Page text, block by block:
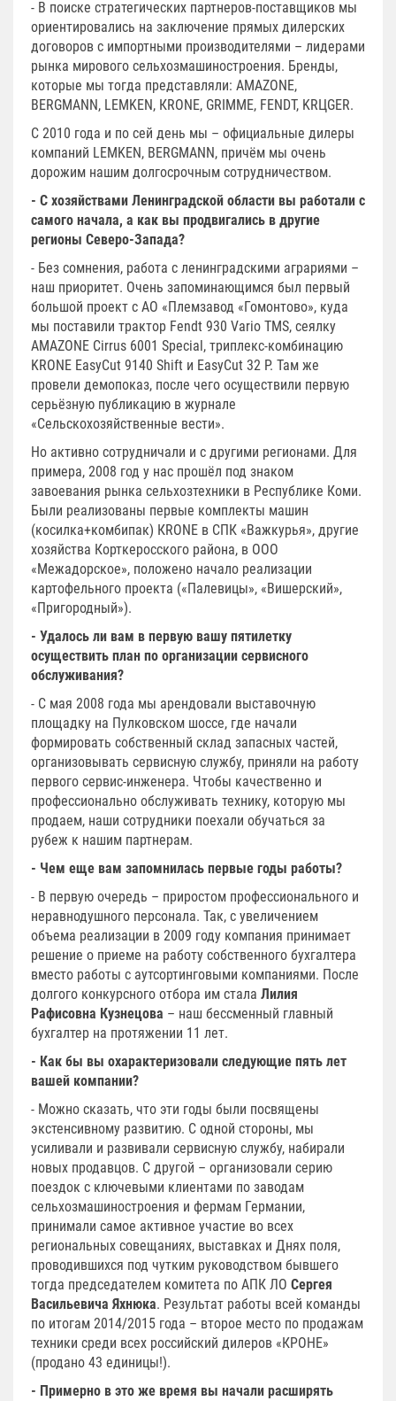
- В поиске стратегических партнеров-поставщиков мы
ориентировались на заключение прямых дилерских
договоров с импортными производителями – лидерами
рынка мирового сельхозмашиностроения. Бренды,
которые мы тогда представляли: AMAZONE,
BERGMANN, LEMKEN, КRONE, GRIMME, FENDT, KRЦGER.
С 2010 года и по сей день мы – официальные дилеры
компаний LEMKEN, BERGMANN, причём мы очень
дорожим нашим долгосрочным сотрудничеством.
- С хозяйствами Ленинградской области вы работали с
самого начала, а как вы продвигались в другие
регионы Северо-Запада?
- Без сомнения, работа с ленинградскими аграриями –
наш приоритет. Очень запоминающимся был первый
большой проект с АО «Племзавод «Гомонтово», куда
мы поставили трактор Fendt 930 Vario TMS, сеялку
AMAZONE Cirrus 6001 Special, триплекс-комбинацию
KRONE EasyCut 9140 Shift и EasyCut 32 P. Там же
провели демопоказ, после чего осуществили первую
серьёзную публикацию в журнале
«Сельскохозяйственные вести».
Но активно сотрудничали и с другими регионами. Для
примера, 2008 год у нас прошёл под знаком
завоевания рынка сельхозтехники в Республике Коми.
Были реализованы первые комплекты машин
(косилка+комбипак) КRONE в СПК «Важкурья», другие
хозяйства Корткеросского района, в ООО
«Межадорское», положено начало реализации
картофельного проекта («Палевицы», «Вишерский»,
«Пригородный»).
- Удалось ли вам в первую вашу пятилетку
осуществить план по организации сервисного
обслуживания?
- С мая 2008 года мы арендовали выставочную
площадку на Пулковском шоссе, где начали
формировать собственный склад запасных частей,
организовывать сервисную службу, приняли на работу
первого сервис-инженера. Чтобы качественно и
профессионально обслуживать технику, которую мы
продаем, наши сотрудники поехали обучаться за
рубеж к нашим партнерам.
- Чем еще вам запомнилась первые годы работы?
- В первую очередь – приростом профессионального и
неравнодушного персонала. Так, с увеличением
объема реализации в 2009 году компания принимает
решение о приеме на работу собственного бухгалтера
вместо работы с аутсортинговыми компаниями. После
долгого конкурсного отбора им стала Лилия
Рафисовна Кузнецова – наш бессменный главный
бухгалтер на протяжении 11 лет.
- Как бы вы охарактеризовали следующие пять лет
вашей компании?
- Можно сказать, что эти годы были посвящены
экстенсивному развитию. С одной стороны, мы
усиливали и развивали сервисную службу, набирали
новых продавцов. С другой – организовали серию
поездок с ключевыми клиентами по заводам
сельхозмашиностроения и фермам Германии,
принимали самое активное участие во всех
региональных совещаниях, выставках и Днях поля,
проводившихся под чутким руководством бывшего
тогда председателем комитета по АПК ЛО Сергея
Васильевича Яхнюка. Результат работы всей команды
по итогам 2014/2015 года – второе место по продажам
техники среди всех российский дилеров «КРОНЕ»
(продано 43 единицы!).
- Примерно в это же время вы начали расширять